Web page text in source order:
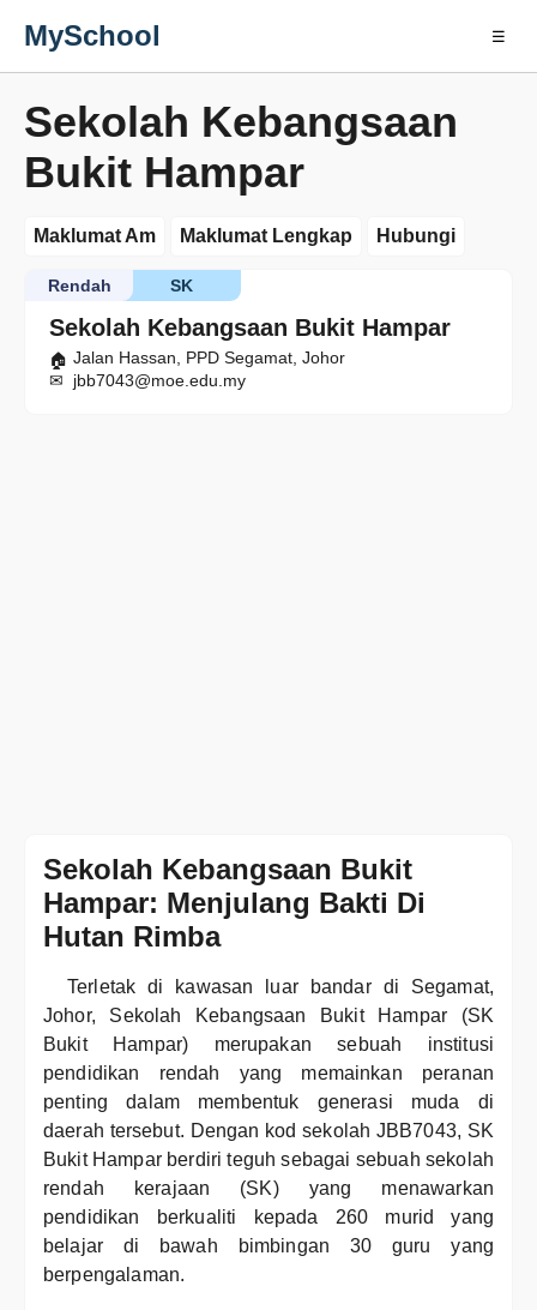
MySchool ☰
Sekolah Kebangsaan
Bukit Hampar
Maklumat Am Maklumat Lengkap Hubungi
Sekolah Kebangsaan Bukit Hampar
SK
Rendah
Jalan Hassan, PPD Segamat, Johor
jbb7043@moe.edu.my
Sekolah Kebangsaan Bukit
Hampar: Menjulang Bakti Di
Hutan Rimba
Terletak di kawasan luar bandar di Segamat,
Johor, Sekolah Kebangsaan Bukit Hampar (SK
Bukit Hampar) merupakan sebuah institusi
pendidikan rendah yang memainkan peranan
penting dalam membentuk generasi muda di
daerah tersebut. Dengan kod sekolah JBB7043, SK
Bukit Hampar berdiri teguh sebagai sebuah sekolah
rendah kerajaan (SK) yang menawarkan
pendidikan berkualiti kepada 260 murid yang
belajar di bawah bimbingan 30 guru yang
berpengalaman.